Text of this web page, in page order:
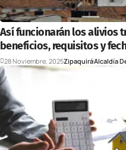
Así funcionarán los alivios
beneficios, requisitos y
28 Noviembre, 2025ZipaquiráAlcaldía